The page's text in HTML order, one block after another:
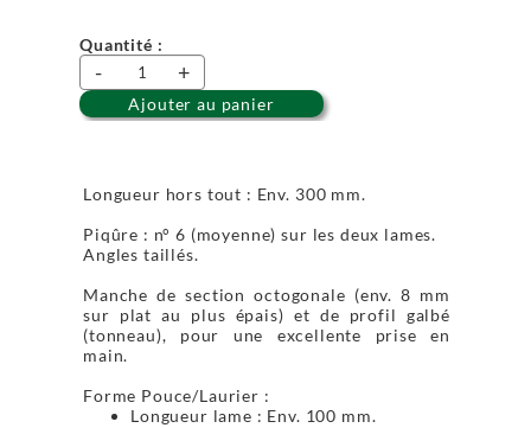
Quantité :
- +
Ajouter au panier
Longueur hors tout : Env. 300 mm.
Piqûre : n° 6 (moyenne) sur les deux lames.
Angles taillés.
Manche de section octogonale (env. 8 mm
sur plat au plus épais) et de profil galbé
(tonneau), pour une excellente prise en
main.
Forme Pouce/Laurier :
Longueur lame : Env. 100 mm.